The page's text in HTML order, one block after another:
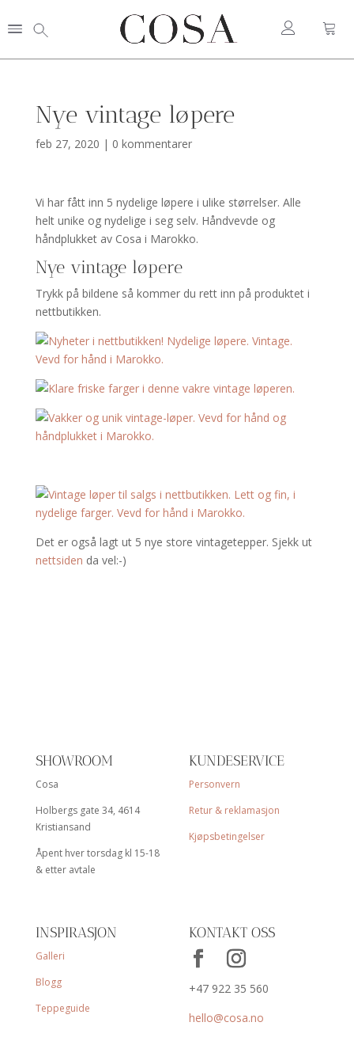
Nye vintage løpere
feb 27, 2020 | 0 kommentarer
Vi har fått inn 5 nydelige løpere i ulike størrelser. Alle
helt unike og nydelige i seg selv. Håndvevde og
håndplukket av Cosa i Marokko.
Nye vintage løpere
Trykk på bildene så kommer du rett inn på produktet i
nettbutikken.
Det er også lagt ut 5 nye store vintagetepper. Sjekk ut
nettsiden da vel:-)
SHOWROOM
Cosa
Holbergs gate 34, 4614
Kristiansand
Åpent hver torsdag kl 15-18
& etter avtale
KUNDESERVICE
Personvern
Retur & reklamasjon
Kjøpsbetingelser
INSPIRASJON
Galleri
Blogg
Teppeguide
KONTAKT OSS
+47 922 35 560
hello@cosa.no